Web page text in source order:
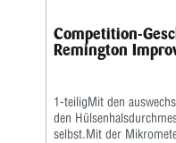
Competition-
Remington
1-teiligMit den
den
selbst.Mit der